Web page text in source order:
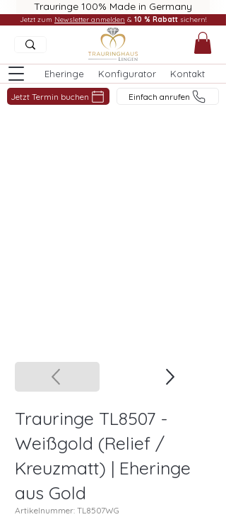
Trauringe 100% Made in Germany
Eheringe Konfigurator Kontakt
Jetzt Termin buchen Einfach anrufen
Jetzt zum Newsletter anmelden & 10 % Rabatt sichern!
Trauringe TL8507 -
Weißgold (Relief /
Kreuzmatt) | Eheringe
aus Gold
Artikelnummer: TL8507WG